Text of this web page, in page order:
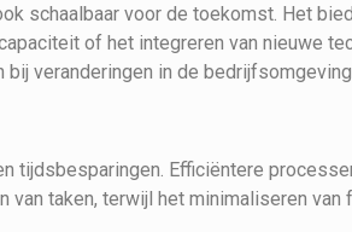
schaalbaar voor de toekomst. Het
of het integreren van nieuwe
veranderingen in de
tijdsbesparingen. Efficiëntere
taken, terwijl het minimaliseren